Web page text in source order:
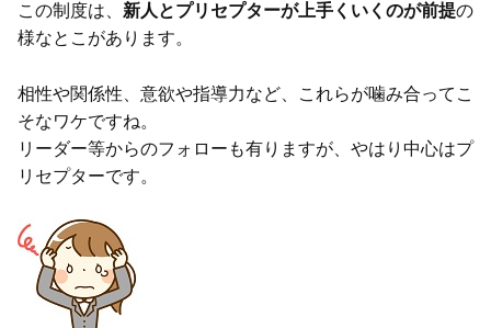
この制度は、 新人とプリセプターが上手くいくのが前提の
様なとこがあります。
相性や関係性、意欲や指導力など、これらが噛み合ってこ
そなワケですね。
リーダー等からのフォローも有りますが、やはり中心はプ
リセプターです。